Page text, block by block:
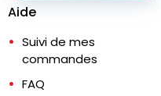
Aide
Suivi de mes
commandes
FAQ